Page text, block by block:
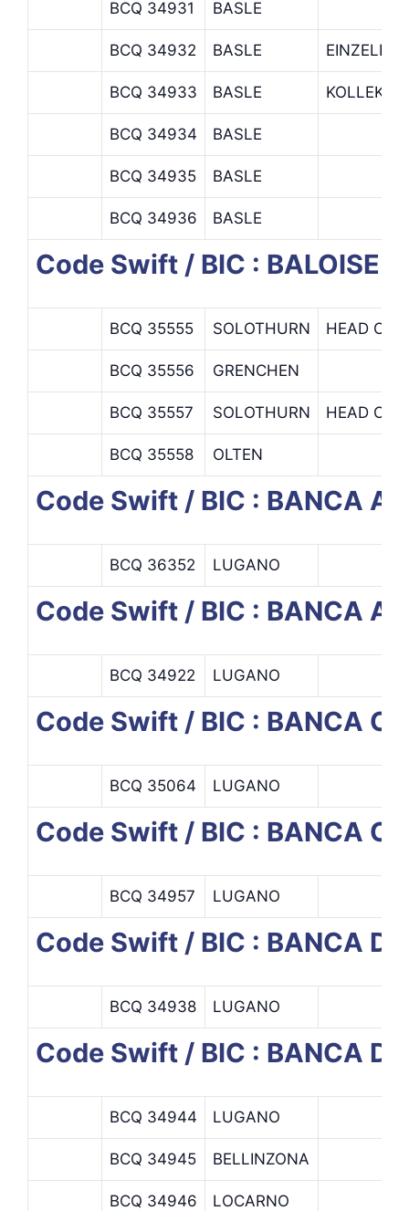
BCQ 34931 BASLE
BCQ 34932 BASLE
BCQ 34933 BASLE
BCQ 34934 BASLE
BCQ 34935 BASLE
BCQ 34936 BASLE
Code Swift / BIC : BALOISE
BCQ 35555 SOLOTHURN HEAD
BCQ 35556 GRENCHEN
BCQ 35557 SOLOTHURN HEAD
BCQ 35558 OLTEN
Code Swift / BIC : BANCA
BCQ 36352 LUGANO
Code Swift / BIC : BANCA
BCQ 34922 LUGANO
Code Swift / BIC : BANCA
BCQ 35064 LUGANO
Code Swift / BIC : BANCA
BCQ 34957 LUGANO
Code Swift / BIC : BANCA
BCQ 34938 LUGANO
Code Swift / BIC : BANCA
BCQ 34944 LUGANO
BCQ 34945 BELLINZONA
BCQ 34946 LOCARNO